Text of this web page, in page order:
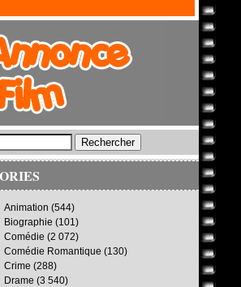
Animation (544)
Biographie (101)
Comédie (2 072)
Comédie Romantique (130)
Crime (288)
Drame (3 540)